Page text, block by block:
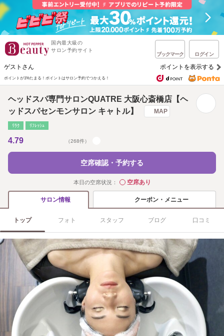
国内最大級の
サロン予約サイト
ブックマーク ログイン
ゲストさん ポイントを表示する
ポイントが1%たまる！ ポイントはサロン予約でつかえる！
ヘッドスパ専門サロンQUATRE 大阪心斎橋店【ヘ
ッドスパセンモンサロン キャトル】
MAP
ﾘﾗｸ ﾘﾌﾚｯｼｭ
4.79 （268件）
空席確認・予約する
本日の空席状況： ◯空席あり
サロン情報 クーポン・メニュー
トップ フォト スタッフ ブログ 口コミ